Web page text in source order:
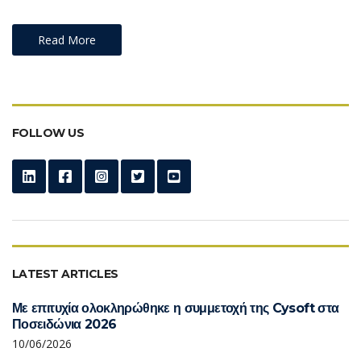
Read More
FOLLOW US
LATEST ARTICLES
Με επιτυχία ολοκληρώθηκε η συμμετοχή της Cysoft στα
Ποσειδώνια 2026
10/06/2026